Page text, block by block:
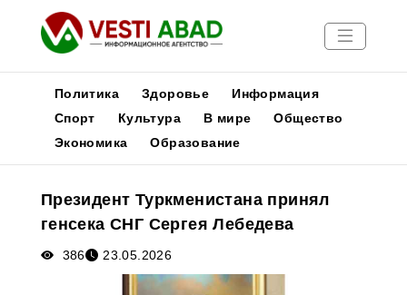
Новости
Медиа
Афиша
Политика Здоровье
Информация
Спорт
Культура В мире
Общество
Экономика
Образование
Президент Туркменистана принял
генсека СНГ Сергея Лебедева
386 23.05.2026